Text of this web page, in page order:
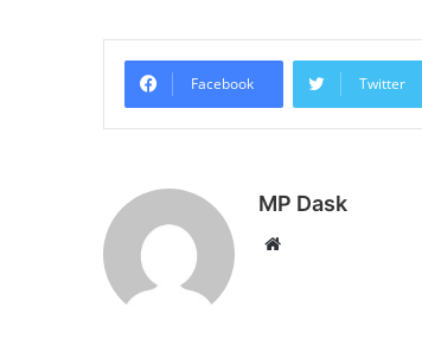
Facebook Twitter
MP Dask
Website